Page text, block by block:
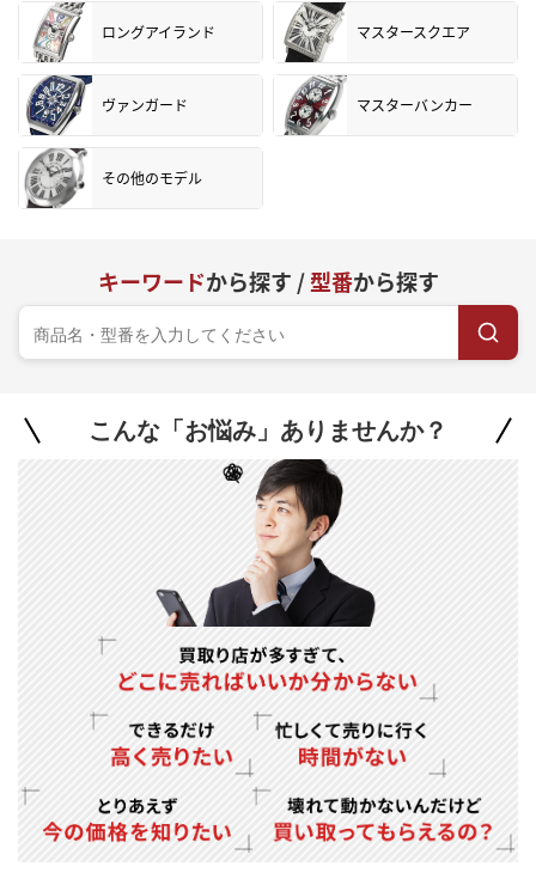
ロングアイランド マスタースクエア
ヴァンガード マスターバンカー
その他のモデル
キーワードから探す /型番から探す
こんな「お悩み」ありませんか？